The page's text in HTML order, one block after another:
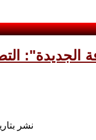
الجديدة":
نشر بتاريخ